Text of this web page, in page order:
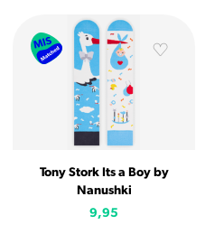
Tony Stork Its a Boy by
Nanushki
9,95